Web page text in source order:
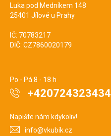
Luka pod Medníkem 148
25401 Jílové u Prahy
IČ: 70783217
DIČ: CZ7860020179
Po - Pá 8 - 18 h
+420724323434
Napište nám kdykoliv!
info@vkubik.cz